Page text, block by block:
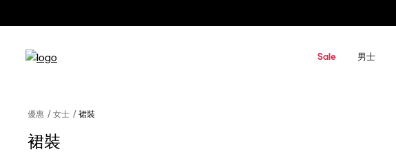
Sale 男士
優惠 女士 裙裝
裙裝